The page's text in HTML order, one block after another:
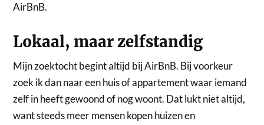
AirBnB.
Lokaal, maar zelfstandig
Mijn zoektocht begint altijd bij AirBnB. Bij voorkeur
zoek ik dan naar een huis of appartement waar iemand
zelf in heeft gewoond of nog woont. Dat lukt niet altijd,
want steeds meer mensen kopen huizen en